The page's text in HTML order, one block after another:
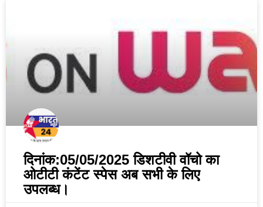
दिनांक:05/05/2025 डिशटीवी वॉचो का
ओटीटी कंटेंट स्पेस अब सभी के लिए
उपलब्ध।